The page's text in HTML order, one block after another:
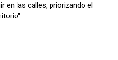
en las calles, priorizando el